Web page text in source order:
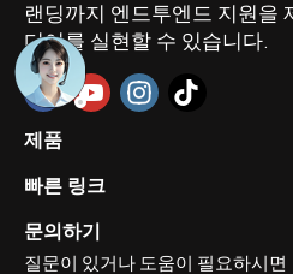
랜딩까지 엔드투엔드 지원을
디어를 실현할 수 있습니다.
제품
빠른 링크
문의하기
질문이 있거나 도움이 필요하시면